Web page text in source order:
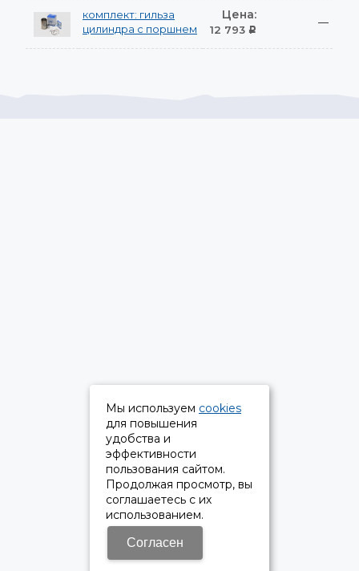
комплект: гильза
цилиндра с поршнем
Цена:
12 793 Р
—
Мы используем cookies
для повышения
удобства и
эффективности
пользования сайтом.
Продолжая просмотр, вы
соглашаетесь с их
использованием.
Согласен